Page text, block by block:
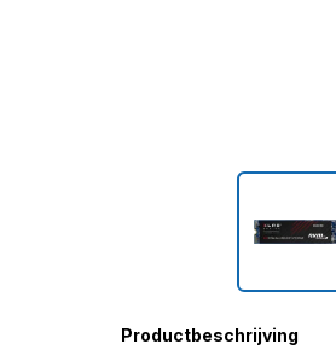
Productbeschrijving